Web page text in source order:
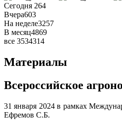
Сегодня 264
Вчера603
На неделе3257
В месяц4869
все 3534314
Материалы
Всероссийское
31 января 2024 в рамках
Ефремов С.Б.